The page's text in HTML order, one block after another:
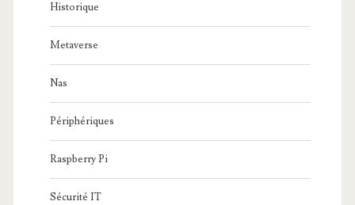
Historique
Metaverse
Nas
Périphériques
Raspberry Pi
Sécurité IT